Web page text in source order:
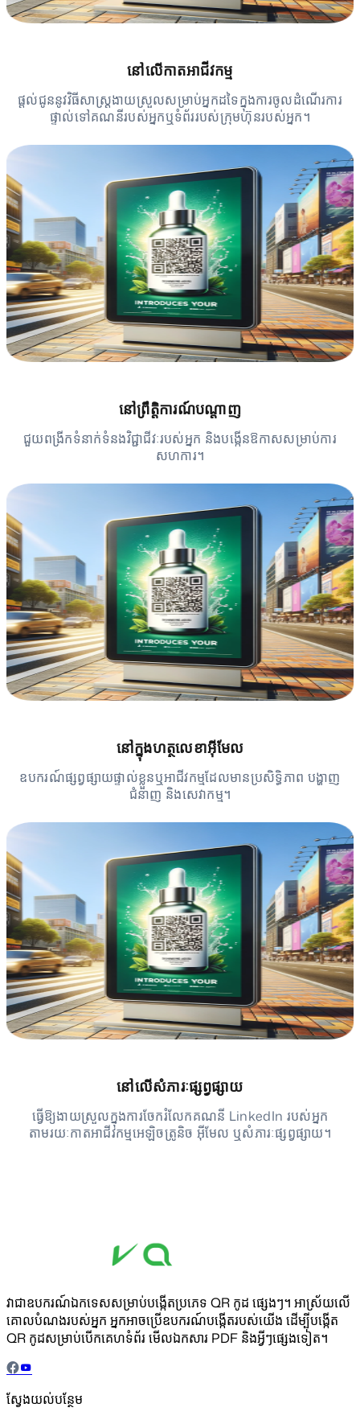
នៅលើកាតអាជីវកម្ម
ផ្តល់ជូននូវវិធីសាស្រ្តងាយស្រួលសម្រាប់អ្នកដទៃក្នុងការចូលដំណើរការ
ផ្ទាល់ទៅគណនីរបស់អ្នកឬទំព័ររបស់ក្រុមហ៊ុនរបស់អ្នក។
នៅព្រឹត្តិការណ៍បណ្តាញ
ជួយពង្រីកទំនាក់ទំនងវិជ្ជាជីវៈរបស់អ្នក និងបង្កើនឱកាសសម្រាប់ការ
សហការ។
នៅក្នុងហត្ថលេខាអ៊ីមែល
ឧបករណ៍ផ្សព្វផ្សាយផ្ទាល់ខ្លួនឬអាជីវកម្មដែលមានប្រសិទ្ធិភាព បង្ហាញ
ជំនាញ និងសេវាកម្ម។
នៅលើសំភារៈផ្សព្វផ្សាយ
ធ្វើឱ្យងាយស្រួលក្នុងការចែករំលែកគណនី LinkedIn របស់អ្នក
តាមរយៈកាតអាជីវកម្មអេឡិចត្រូនិច អ៊ីមែល ឬសំភារៈផ្សព្វផ្សាយ។
វាជាឧបករណ៍ឯកទេសសម្រាប់បង្កើតប្រភេទ QR កូដ ផ្សេងៗ។ អាស្រ័យលើ
គោលបំណងរបស់អ្នក អ្នកអាចប្រើឧបករណ៍បង្កើតរបស់យើង ដើម្បីបង្កើត
QR កូដសម្រាប់បើកគេហទំព័រ មើលឯកសារ PDF និងអ្វីៗផ្សេងទៀត។
ស្វែងយល់បន្ថែម